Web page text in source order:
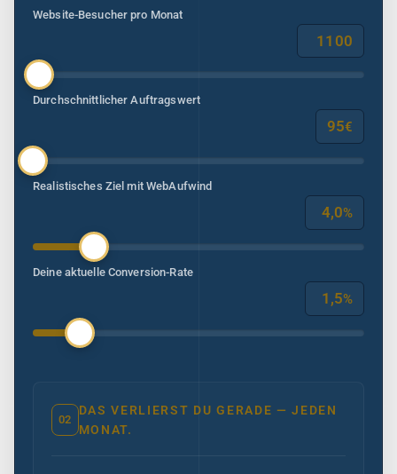
Website-Besucher pro Monat
Durchschnittlicher Auftragswert
€
Realistisches Ziel mit WebAufwind
%
Deine aktuelle Conversion-Rate
%
02
DAS VERLIERST DU GERADE — JEDEN
MONAT.